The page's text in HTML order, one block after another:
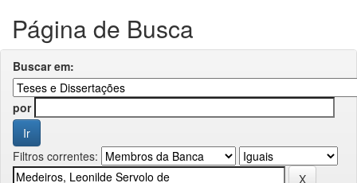
Página de Busca
Buscar em:
por
Filtros correntes: